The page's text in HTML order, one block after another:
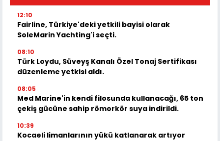
12:10
Fairline, Türkiye'deki yetkili bayisi olarak
SoleMarin Yachting'i seçti.
08:10
Türk Loydu, Süveyş Kanalı Özel Tonaj Sertifikası
düzenleme yetkisi aldı.
08:05
Med Marine'in kendi filosunda kullanacağı, 65 ton
çekiş gücüne sahip römorkör suya indirildi.
10:39
Kocaeli limanlarının yükü katlanarak artıyor